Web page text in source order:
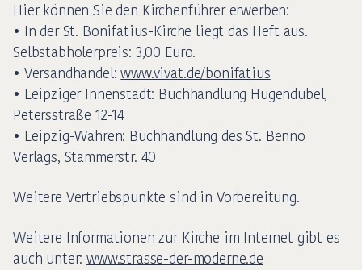
Hier können Sie den Kirchenführer erwerben:
• In der St. Bonifatius-Kirche liegt das Heft aus.
Selbstabholerpreis: 3,00 Euro.
• Versandhandel:www.vivat.de/bonifatius
• Leipziger Innenstadt: Buchhandlung Hugendubel,
Petersstraße 12-14
• Leipzig-Wahren: Buchhandlung des St. Benno
Verlags, Stammerstr. 40
Weitere Vertriebspunkte sind in Vorbereitung.
Weitere Informationen zur Kirche im Internet gibt es
auch unter:www.strasse-der-moderne.de